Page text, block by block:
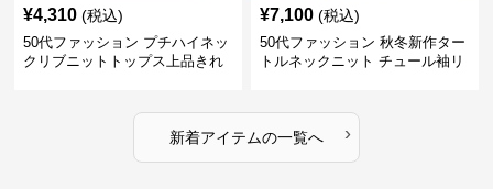
¥4,310 (税込)
50代ファッション プチハイネッ
クリブニットトップス上品きれ
¥7,100 (税込)
50代ファッション 秋冬新作ター
トルネックニット チュール袖リ
新着アイテムの一覧へ ›